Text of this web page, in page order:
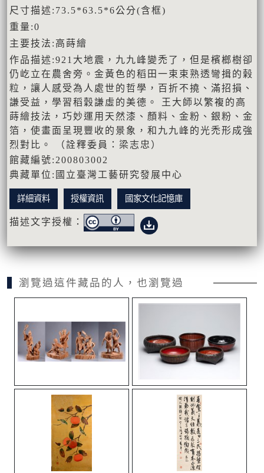
尺寸描述:73.5*63.5*6公分(含框)
重量:0
主要技法:高蒔繪
作品描述:921大地震，九九峰變禿了，但是檳榔樹卻
仍屹立在農舍旁。金黃色的稻田一束束熟透彎揖的榖
粒，讓人感受為人處世的哲學，百折不撓、滿招損、
謙受益，學習稻穀謙虛的美德。 王大師以繁複的高
蒔繪技法，巧妙運用天然漆、顏料、金粉、銀粉、金
箔，使畫面呈現豐收的景象，和九九峰的光禿形成強
烈對比。 （詮釋委員：梁志忠）
館藏編號:200803002
典藏單位:國立臺灣工藝研究發展中心
詳細資料 授權資訊 國家文化記憶庫
描述文字授權：
瀏覽過這件藏品的人，也瀏覽過